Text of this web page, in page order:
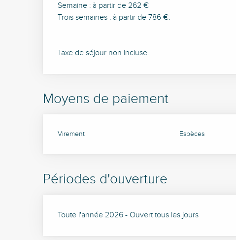
Semaine : à partir de 262 €
Trois semaines : à partir de 786 €.
Taxe de séjour non incluse.
Moyens de paiement
Virement Espèces
Périodes d'ouverture
Toute l'année 2026 - Ouvert tous les jours